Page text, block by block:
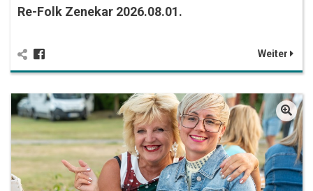
Re-Folk Zenekar 2026.08.01.
Weiter